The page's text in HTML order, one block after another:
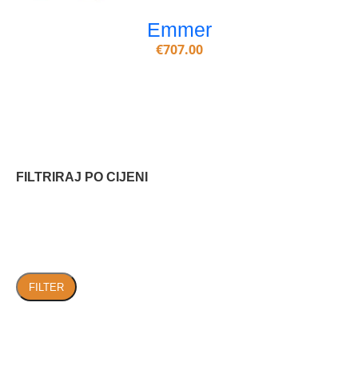
Emmer
€707.00
FILTRIRAJ PO CIJENI
FILTER